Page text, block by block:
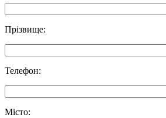
Прізвище:
Телефон:
Місто: